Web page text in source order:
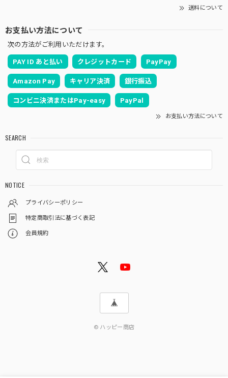
送料について
お支払い方法について
次の方法がご利用いただけます。
PAY ID あと払い クレジットカード PayPay
Amazon Pay キャリア決済 銀行振込
コンビニ決済またはPay-easy PayPal
お支払い方法について
SEARCH
NOTICE
プライバシーポリシー
特定商取引法に基づく表記
会員規約
© ハッピー商店